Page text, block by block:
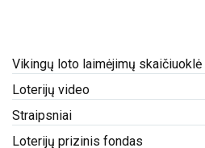
Vikingų loto laimėjimų skaičiuoklė
Loterijų video
Straipsniai
Loterijų prizinis fondas